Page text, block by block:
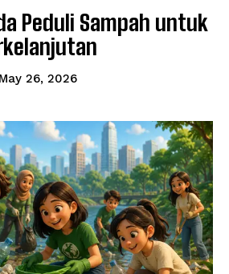
Peduli Sampah untuk
May 26, 2026